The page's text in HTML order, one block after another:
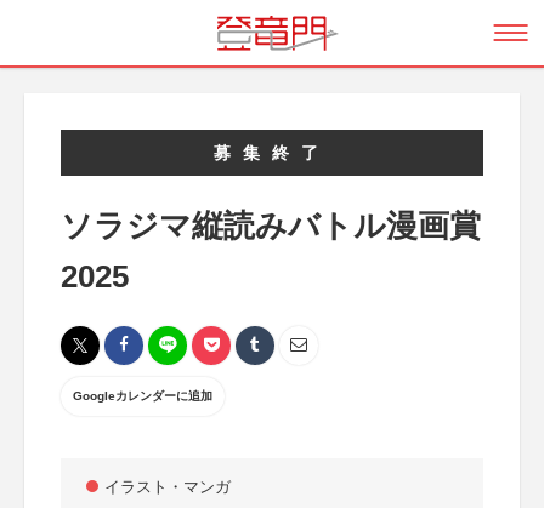
募集終了
ソラジマ縦読みバトル漫画賞
2025
Googleカレンダーに追加
イラスト・マンガ